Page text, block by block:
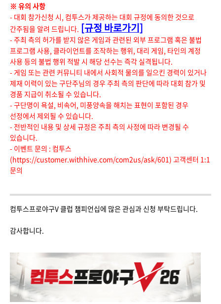
※ 유의 사항
- 대회 참가신청 시, 컴투스가 제공하는 대회 규정에 동의한 것으로
간주됨을 알려 드립니다. [규정 바로가기]
- 주최 측의 허가를 받지 않은 게임과 관련된 외부 프로그램 혹은 불법
프로그램 사용, 클라이언트를 조작하는 행위, 대리 게임, 타인의 계정
사용 등의 불법 행위 적발 시 해당 선수는 즉각 실격됩니다.
- 게임 또는 관련 커뮤니티 내에서 사회적 물의를 일으킨 경력이 있거나
제재 이력이 있는 구단주님의 경우 주최 측의 판단에 따라 대회 참가 및
경품 지급이 취소될 수 있습니다.
- 구단명이 욕설, 비속어, 미풍양속을 해치는 표현이 포함된 경우
선정에서 제외될 수 있습니다.
- 전반적인 내용 및 상세 규정은 주최 측의 사정에 따라 변경될 수
있습니다.
- 이벤트 문의 : 컴투스
(https://customer.withhive.com/com2us/ask/601) 고객센터 1:1
문의
컴투스프로야구V 클럽 챔피언십에 많은 관심과 신청 부탁드립니다.
감사합니다.